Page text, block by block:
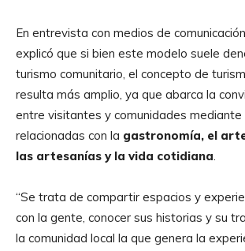
En entrevista con medios de
explicó que si bien este modelo suele
turismo comunitario, el concepto de
resulta más amplio, ya que abarca la
entre visitantes y comunidades mediante
relacionadas con la gastronomía, el
las artesanías y la vida cotidiana.
“Se trata de compartir espacios y
con la gente, conocer sus historias y su
la comunidad local la que genera la